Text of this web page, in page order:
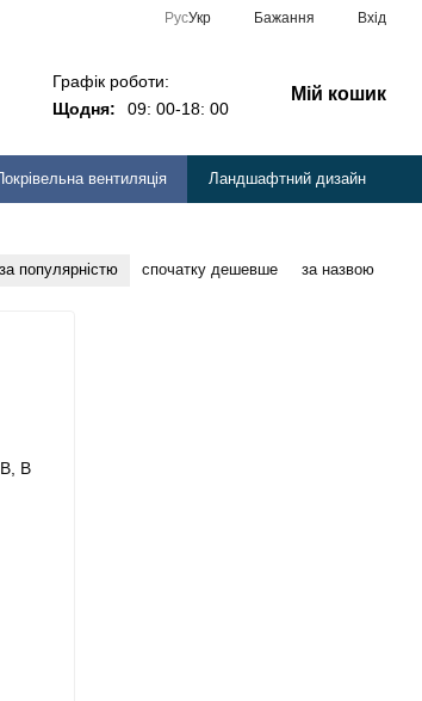
РусУкр Бажання Вхід
Графік роботи:
Щодня:
09: 00-18: 00
Мій кошик
вентиляція Ландшафтний дизайн
за популярністю спочатку дешевше за назвою